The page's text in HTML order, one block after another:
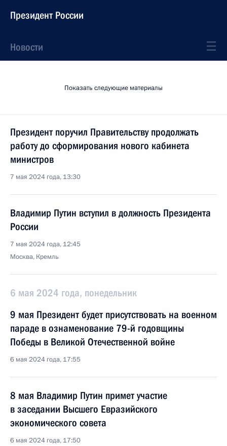
Президент России
Новости
Показать следующие материалы
Президент поручил Правительству продолжать
работу до сформирования нового кабинета
министров
7 мая 2024 года, 13:30
Владимир Путин вступил в должность Президента
России
7 мая 2024 года, 12:45
Москва, Кремль
6 мая 2024 года, понедельник
9 мая Президент будет присутствовать на военном
параде в ознаменование 79-й годовщины
Победы в Великой Отечественной войне
6 мая 2024 года, 17:55
8 мая Владимир Путин примет участие
в заседании Высшего Евразийского
экономического совета
6 мая 2024 года, 17:50